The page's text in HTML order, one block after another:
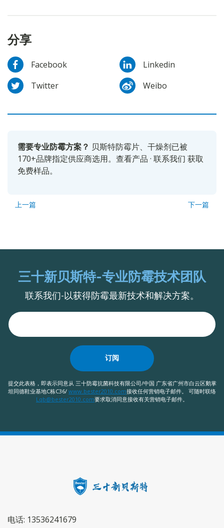
分享
Facebook
Linkedin
Twitter
Weibo
需要专业防霉方案？ 贝斯特防霉片、干燥剂已被
170+品牌指定供应商选用。 查看产品 · 联系我们 获取
免费样品。
上一篇 下一篇
三十新贝斯特-专业防霉技术团队
联系我们-以获得防霉最新技术和解决方案。
订阅
提交此表格，即表示同意从 三十防霉抗菌科技有限公司/中国 广东省广州市白云区鹅掌
坦同德鞋业基地C栋C36/ www.bester2010.com接收任何营销电子邮件。 可随时联络
Lqb@bester2010.com要求取消同意接收有关营销电子邮件。
电话: 13536241679